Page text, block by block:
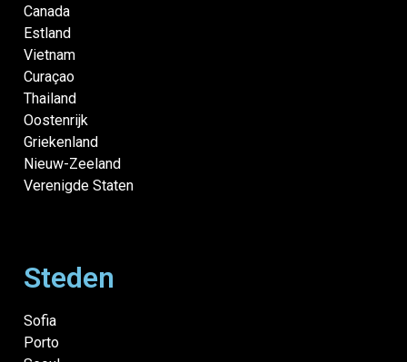
Canada
Estland
Vietnam
Curaçao
Thailand
Oostenrijk
Griekenland
Nieuw-Zeeland
Verenigde Staten
Steden
Sofia
Porto